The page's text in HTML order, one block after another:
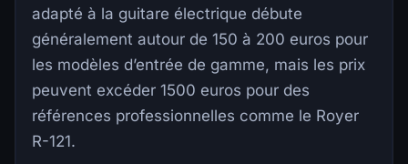
adapté à la guitare électrique débute
généralement autour de 150 à 200 euros pour
les modèles d’entrée de gamme, mais les prix
peuvent excéder 1500 euros pour des
références professionnelles comme le Royer
R-121.